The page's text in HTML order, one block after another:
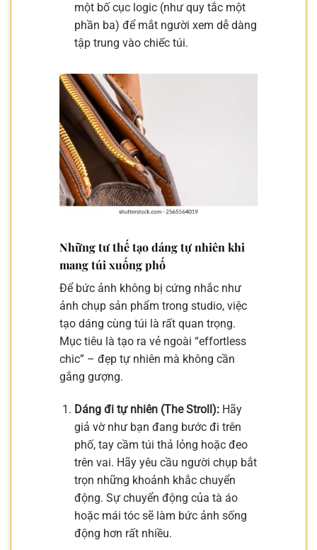
một bố cục logic (như quy tắc một
phần ba) để mắt người xem dễ dàng
tập trung vào chiếc túi.
Những tư thế tạo dáng tự nhiên khi
mang túi xuống phố
Để bức ảnh không bị cứng nhắc như
ảnh chụp sản phẩm trong studio, việc
tạo dáng cùng túi là rất quan trọng.
Mục tiêu là tạo ra vẻ ngoài “effortless
chic” – đẹp tự nhiên mà không cần
gắng gượng.
Dáng đi tự nhiên (The Stroll):Hãy
giả vờ như bạn đang bước đi trên
phố, tay cầm túi thả lỏng hoặc đeo
trên vai. Hãy yêu cầu người chụp bắt
trọn những khoảnh khắc chuyển
động. Sự chuyển động của tà áo
hoặc mái tóc sẽ làm bức ảnh sống
động hơn rất nhiều.